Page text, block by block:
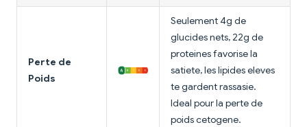
Perte de
Poids
Seulement 4g de
glucides nets, 22g de
proteines favorise la
satiete, les lipides eleves
te gardent rassasie.
Ideal pour la perte de
poids cetogene.